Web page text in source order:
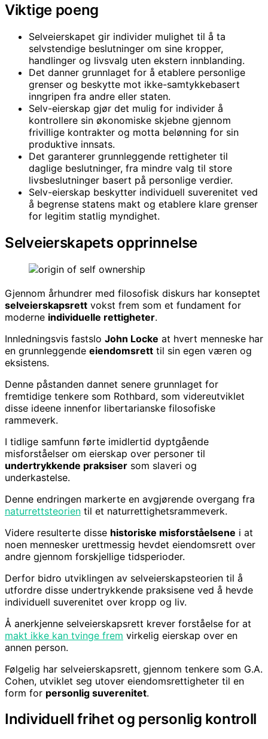
Viktige poeng
Selveierskapet gir individer mulighet til å ta
selvstendige beslutninger om sine kropper,
handlinger og livsvalg uten ekstern innblanding.
Det danner grunnlaget for å etablere personlige
grenser og beskytte mot ikke-samtykkebasert
inngripen fra andre eller staten.
Selv-eierskap gjør det mulig for individer å
kontrollere sin økonomiske skjebne gjennom
frivillige kontrakter og motta belønning for sin
produktive innsats.
Det garanterer grunnleggende rettigheter til
daglige beslutninger, fra mindre valg til store
livsbeslutninger basert på personlige verdier.
Selv-eierskap beskytter individuell suverenitet ved
å begrense statens makt og etablere klare grenser
for legitim statlig myndighet.
Selveierskapets opprinnelse
Gjennom århundrer med filosofisk diskurs har konseptet
selveierskapsrett vokst frem som et fundament for
moderne individuelle rettigheter.
Innledningsvis fastslo John Locke at hvert menneske har
en grunnleggende eiendomsrett til sin egen væren og
eksistens.
Denne påstanden dannet senere grunnlaget for
fremtidige tenkere som Rothbard, som videreutviklet
disse ideene innenfor libertarianske filosofiske
rammeverk.
I tidlige samfunn førte imidlertid dyptgående
misforståelser om eierskap over personer til
undertrykkende praksiser som slaveri og
underkastelse.
Denne endringen markerte en avgjørende overgang fra
naturrettsteorien til et naturrettighetsrammeverk.
Videre resulterte disse historiske misforståelsene i at
noen mennesker urettmessig hevdet eiendomsrett over
andre gjennom forskjellige tidsperioder.
Derfor bidro utviklingen av selveierskapsteorien til å
utfordre disse undertrykkende praksisene ved å hevde
individuell suverenitet over kropp og liv.
Å anerkjenne selveierskapsrett krever forståelse for at
makt ikke kan tvinge frem virkelig eierskap over en
annen person.
Følgelig har selveierskapsrett, gjennom tenkere som G.A.
Cohen, utviklet seg utover eiendomsrettigheter til en
form for personlig suverenitet.
Individuell frihet og personlig kontroll